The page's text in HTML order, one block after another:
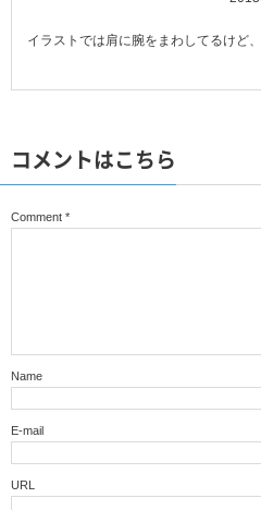
イラストでは肩に腕をまわしてるけど
コメントはこちら
Comment *
Name
E-mail
URL